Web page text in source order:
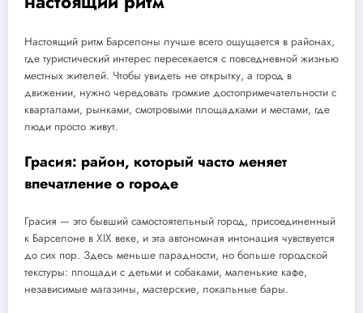
Настоящий ритм Барселоны лучше всего ощущается в районах,
где туристический интерес пересекается с повседневной жизнью
местных жителей. Чтобы увидеть не открытку, а город в
движении, нужно чередовать громкие достопримечательности с
кварталами, рынками, смотровыми площадками и местами, где
люди просто живут.
Грасия: район, который часто меняет
впечатление о городе
Грасия — это бывший самостоятельный город, присоединенный
к Барселоне в XIX веке, и эта автономная интонация чувствуется
до сих пор. Здесь меньше парадности, но больше городской
текстуры: площади с детьми и собаками, маленькие кафе,
независимые магазины, мастерские, локальные бары.